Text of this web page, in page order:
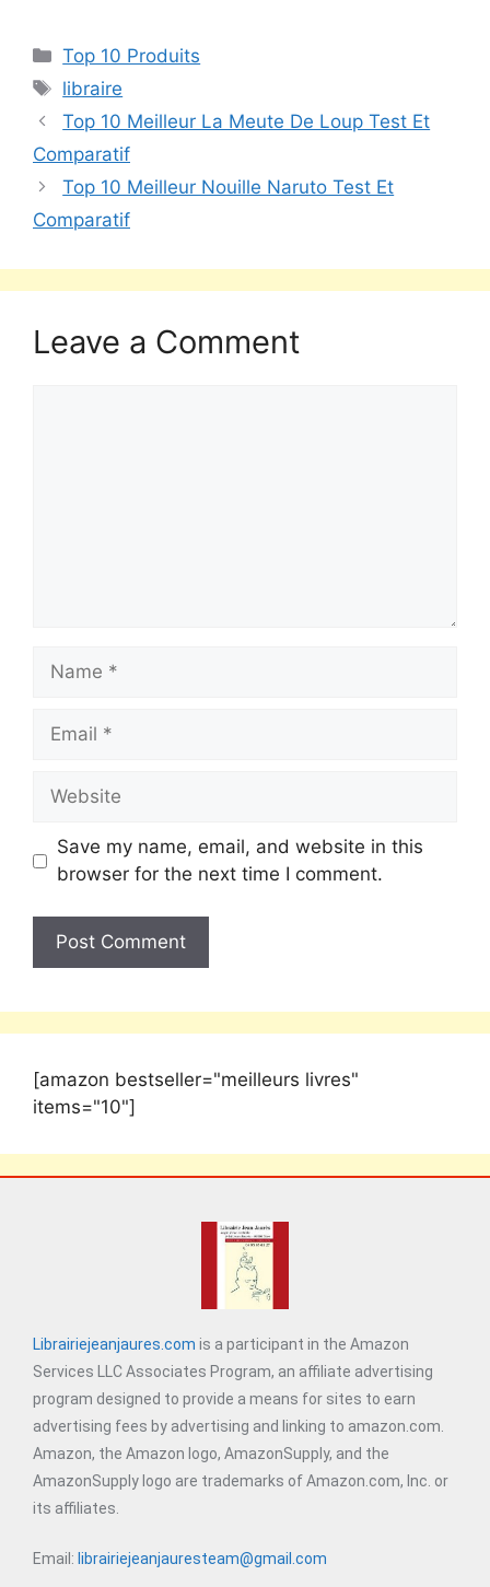
Top 10 Produits
libraire
Top 10 Meilleur La Meute De Loup Test Et
Comparatif
Top 10 Meilleur Nouille Naruto Test Et
Comparatif
Leave a Comment
Save my name, email, and website in this
browser for the next time I comment.
[amazon bestseller="meilleurs livres"
items="10"]
Librairiejeanjaures.com is a participant in the Amazon
Services LLC Associates Program, an affiliate advertising
program designed to provide a means for sites to earn
advertising fees by advertising and linking to amazon.com.
Amazon, the Amazon logo, AmazonSupply, and the
AmazonSupply logo are trademarks of Amazon.com, Inc. or
its affiliates.
Email: librairiejeanjauresteam@gmail.com